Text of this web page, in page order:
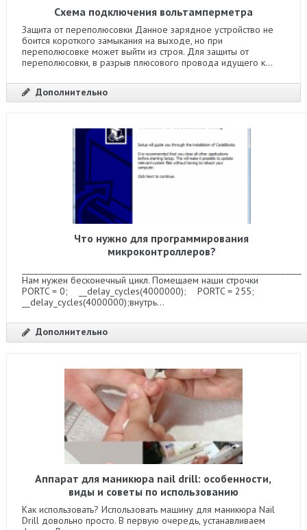
Схема подключения вольтамперметра
Защита от переполюсовки Данное зарядное устройство не
боится короткого замыкания на выходе, но при
переполюсовке может выйти из строя. Для защиты от
переполюсовки, в разрыв плюсового провода идущего к...
Дополнительно
Что нужно для программирования
микроконтроллеров?
Нам нужен бесконечный цикл. Помещаем наши строчки
PORTC = 0; __delay_cycles(4000000); PORTC = 255;
__delay_cycles(4000000);внутрь...
Дополнительно
Аппарат для маникюра nail drill: особенности,
виды и советы по использованию
Как использовать? Использовать машину для маникюра Nail
Drill довольно просто. В первую очередь, устанавливаем